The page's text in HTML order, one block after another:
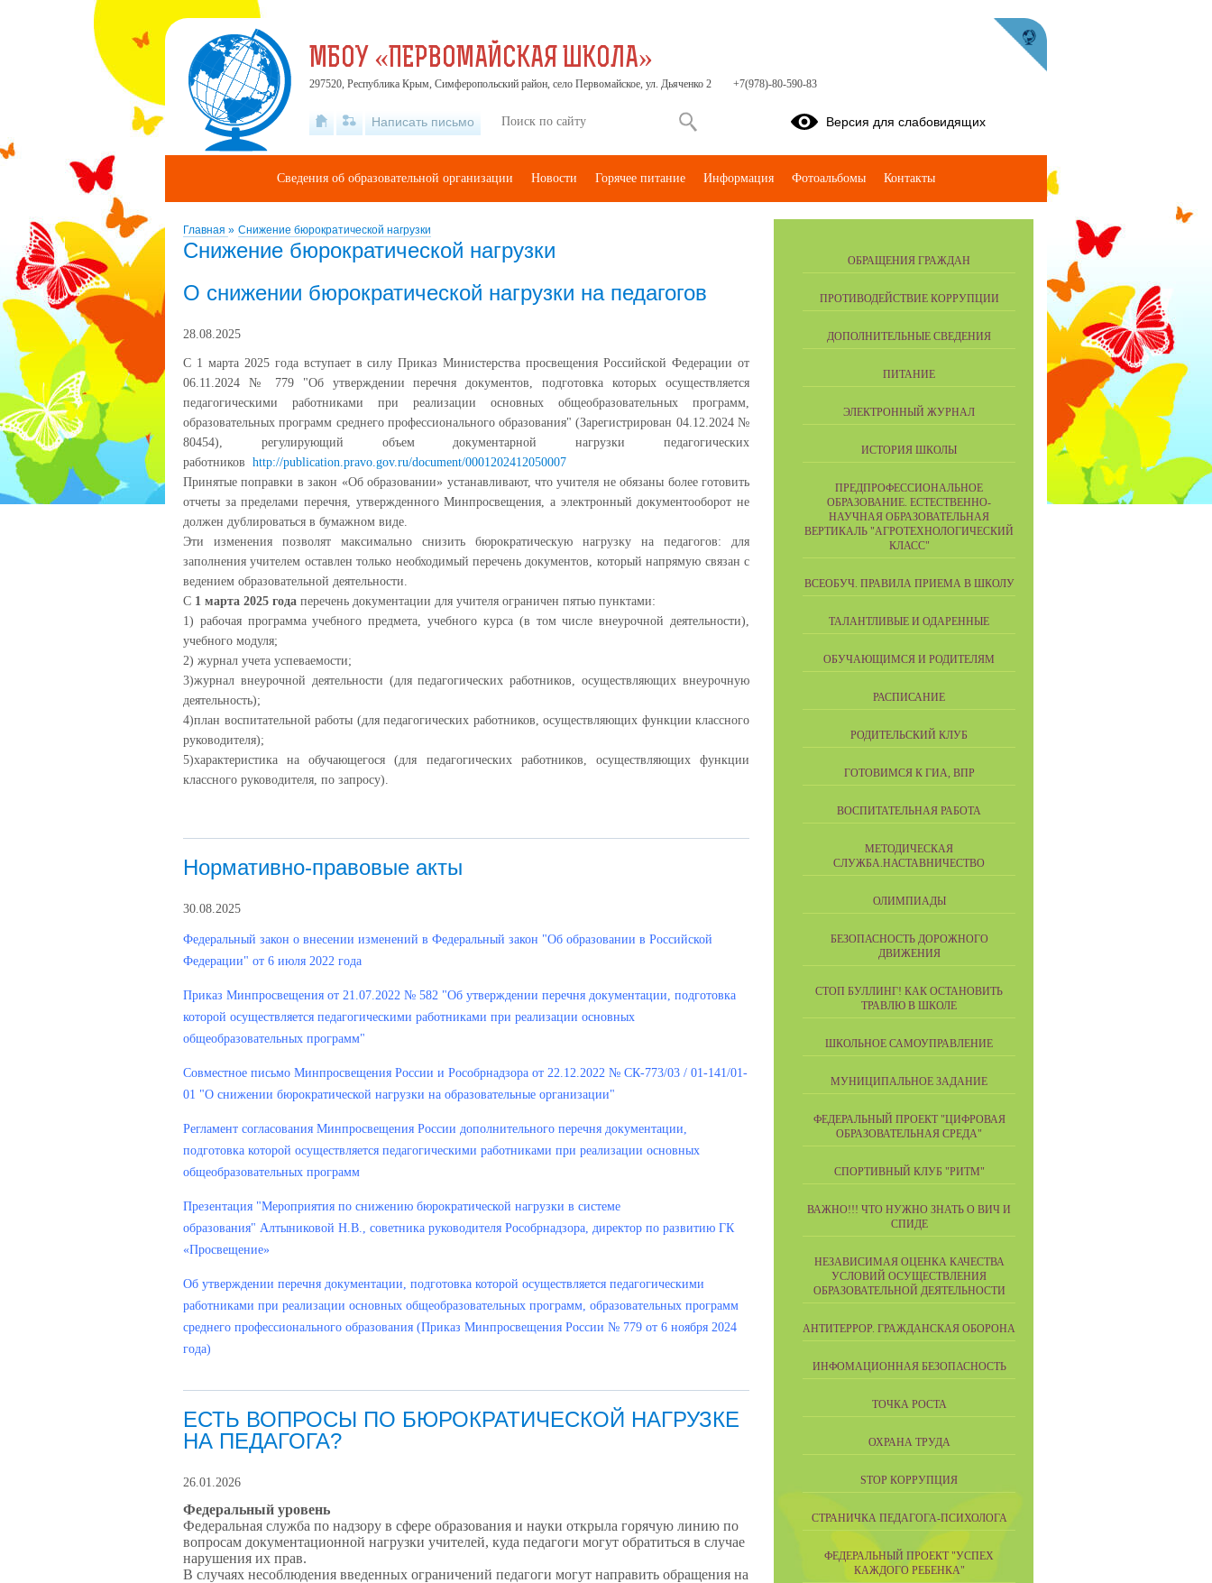
Главная » Снижение бюрократической нагрузки
Снижение бюрократической нагрузки
О снижении бюрократической нагрузки на педагогов
28.08.2025
С 1 марта 2025 годавступает в силу Приказ Министерства просвещения Российской Федерации от
06.11.2024 № 779 "Об утверждении перечня документов, подготовка которых осуществляется
педагогическими работниками при реализации основных общеобразовательных программ,
образовательных программ среднего профессионального образования" (Зарегистрирован 04.12.2024 №
80454), регулирующий объем документарной нагрузки педагогических
работников http://publication.pravo.gov.ru/document/0001202412050007
Принятые поправки в закон «Об образовании» устанавливают, что учителя не обязаны более готовить
отчеты за пределами перечня, утвержденного Минпросвещения, а электронный документооборот не
должен дублироваться в бумажном виде.
Эти изменения позволят максимально снизить бюрократическую нагрузку на педагогов: для
заполнения учителем оставлен только необходимый перечень документов, который напрямую связан с
ведением образовательной деятельности.
С 1 марта 2025 года перечень документации для учителя ограничен пятью пунктами:
1) рабочая программа учебного предмета, учебного курса (в том числе внеурочной деятельности),
учебного модуля;
2) журнал учета успеваемости;
3)журнал внеурочной деятельности (для педагогических работников, осуществляющих внеурочную
деятельность);
4)план воспитательной работы (для педагогических работников, осуществляющих функции классного
руководителя);
5)характеристика на обучающегося (для педагогических работников, осуществляющих функции
классного руководителя, по запросу).
Нормативно-правовые акты
30.08.2025
Федеральный закон о внесении изменений в Федеральный закон "Об образовании в Российской
Федерации" от 6 июля 2022 года
Приказ Минпросвещения от 21.07.2022 № 582 "Об утверждении перечня документации, подготовка
которой осуществляется педагогическими работниками при реализации основных
общеобразовательных программ"
Совместное письмо Минпросвещения России и Рособрнадзора от 22.12.2022 № СК-773/03 / 01-141/01-
01 "О снижении бюрократической нагрузки на образовательные организации"
Регламент согласования Минпросвещения России дополнительного перечня документации,
подготовка которой осуществляется педагогическими работниками при реализации основных
общеобразовательных программ
Презентация "Мероприятия по снижению бюрократической нагрузки в системе
образования" Алтыниковой Н.В., советника руководителя Рособрнадзора, директор по развитию ГК
«Просвещение»
Об утверждении перечня документации, подготовка которой осуществляется педагогическими
работниками при реализации основных общеобразовательных программ, образовательных программ
среднего профессионального образования (Приказ Минпросвещения России № 779 от 6 ноября 2024
года)
ЕСТЬ ВОПРОСЫ ПО БЮРОКРАТИЧЕСКОЙ НАГРУЗКЕ
НА ПЕДАГОГА?
26.01.2026
Федеральный уровень
Федеральная служба по надзору в сфере образования и науки открыла горячую линию по
вопросам документационной нагрузки учителей, куда педагоги могут обратиться в случае
нарушения их прав.
В случаях несоблюдения введенных ограничений педагоги могут направить обращения на
ОБРАЩЕНИЯ ГРАЖДАН
ПРОТИВОДЕЙСТВИЕ КОРРУПЦИИ
ДОПОЛНИТЕЛЬНЫЕ СВЕДЕНИЯ
ПИТАНИЕ
ЭЛЕКТРОННЫЙ ЖУРНАЛ
ИСТОРИЯ ШКОЛЫ
ПРЕДПРОФЕССИОНАЛЬНОЕ
ОБРАЗОВАНИЕ. ЕСТЕСТВЕННО-
НАУЧНАЯ ОБРАЗОВАТЕЛЬНАЯ
ВЕРТИКАЛЬ "АГРОТЕХНОЛОГИЧЕСКИЙ
КЛАСС"
ВСЕОБУЧ. ПРАВИЛА ПРИЕМА В ШКОЛУ
ТАЛАНТЛИВЫЕ И ОДАРЕННЫЕ
ОБУЧАЮЩИМСЯ И РОДИТЕЛЯМ
РАСПИСАНИЕ
РОДИТЕЛЬСКИЙ КЛУБ
ГОТОВИМСЯ К ГИА, ВПР
ВОСПИТАТЕЛЬНАЯ РАБОТА
МЕТОДИЧЕСКАЯ
СЛУЖБА.НАСТАВНИЧЕСТВО
ОЛИМПИАДЫ
БЕЗОПАСНОСТЬ ДОРОЖНОГО
ДВИЖЕНИЯ
СТОП БУЛЛИНГ! КАК ОСТАНОВИТЬ
ТРАВЛЮ В ШКОЛЕ
ШКОЛЬНОЕ САМОУПРАВЛЕНИЕ
МУНИЦИПАЛЬНОЕ ЗАДАНИЕ
ФЕДЕРАЛЬНЫЙ ПРОЕКТ "ЦИФРОВАЯ
ОБРАЗОВАТЕЛЬНАЯ СРЕДА"
СПОРТИВНЫЙ КЛУБ "РИТМ"
ВАЖНО!!! ЧТО НУЖНО ЗНАТЬ О ВИЧ И
СПИДЕ
НЕЗАВИСИМАЯ ОЦЕНКА КАЧЕСТВА
УСЛОВИЙ ОСУЩЕСТВЛЕНИЯ
ОБРАЗОВАТЕЛЬНОЙ ДЕЯТЕЛЬНОСТИ
АНТИТЕРРОР. ГРАЖДАНСКАЯ ОБОРОНА
ИНФОМАЦИОННАЯ БЕЗОПАСНОСТЬ
ТОЧКА РОСТА
ОХРАНА ТРУДА
STOP КОРРУПЦИЯ
СТРАНИЧКА ПЕДАГОГА-ПСИХОЛОГА
ФЕДЕРАЛЬНЫЙ ПРОЕКТ "УСПЕХ
КАЖДОГО РЕБЕНКА"
МБОУ «ПЕРВОМАЙСКАЯ ШКОЛА»
297520, Республика Крым, Симферопольский район, село Первомайское, ул. Дьяченко 2 +7(978)-80-590-83
Написать письмо Версия для слабовидящих
Сведения об образовательной организации Новости Горячее питание Информация Фотоальбомы Контакты